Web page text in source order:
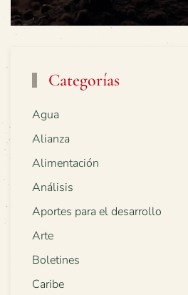
Categorías
Agua
Alianza
Alimentación
Análisis
Aportes para el desarrollo
Arte
Boletines
Caribe